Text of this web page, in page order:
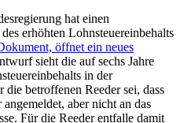
hat einen
erhöhten Lohnsteuereinbehalts
öffnet ein neues
sieht die auf sechs Jahre
in der
betroffenen Reeder sei, dass
aber nicht an das
Für die Reeder entfalle damit